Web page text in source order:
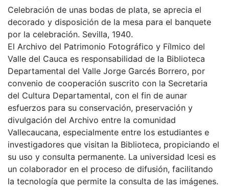
Celebración de unas bodas de plata, se aprecia el
decorado y disposición de la mesa para el banquete
por la celebración. Sevilla, 1940.
El Archivo del Patrimonio Fotográfico y Fílmico del
Valle del Cauca es responsabilidad de la Biblioteca
Departamental del Valle Jorge Garcés Borrero, por
convenio de cooperación suscrito con la Secretaria
del Cultura Departamental, con el fin de aunar
esfuerzos para su conservación, preservación y
divulgación del Archivo entre la comunidad
Vallecaucana, especialmente entre los estudiantes e
investigadores que visitan la Biblioteca, propiciando el
su uso y consulta permanente. La universidad Icesi es
un colaborador en el proceso de difusión, facilitando
la tecnología que permite la consulta de las imágenes.